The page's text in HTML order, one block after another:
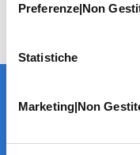
Preferenze|Non
Statistiche
Marketing|Non